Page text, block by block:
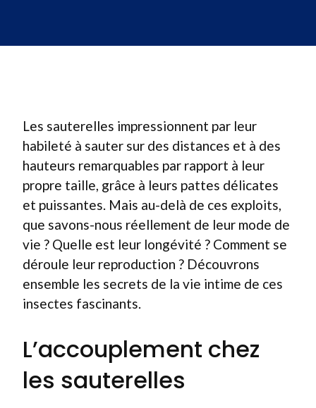
Les sauterelles impressionnent par leur
habileté à sauter sur des distances et à des
hauteurs remarquables par rapport à leur
propre taille, grâce à leurs pattes délicates
et puissantes. Mais au-delà de ces exploits,
que savons-nous réellement de leur mode de
vie ? Quelle est leur longévité ? Comment se
déroule leur reproduction ? Découvrons
ensemble les secrets de la vie intime de ces
insectes fascinants.
L’accouplement chez
les sauterelles